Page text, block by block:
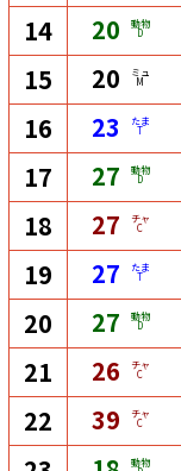
14 20 動物
D
15 20 ミュ
M
16 23 たま
T
17 27 動物
D
18 27 チャ
C
19 27 たま
T
20 27 動物
D
21 26 チャ
C
22 39 チャ
C
動物